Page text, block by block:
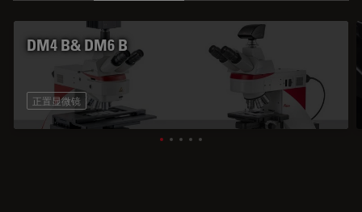
DM4 B& DM6 B
正置显微镜